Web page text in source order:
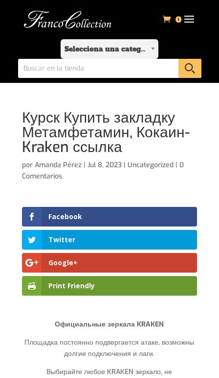
0
Selecciona una categoría
Курск Купить закладку
Метамфетамин, Кокаин-
Kraken ссылка
por Amanda Pérez| Jul 8, 2023| Uncategorized | 0
Comentarios
Facebook
Twitter
Google+
Print Friendly
Официальные зеркала KRAKEN
Площадка постоянно подвергается атаке, возможны
долгие подключения и лаги.
Выбирайте любое KRAKEN зеркало, не